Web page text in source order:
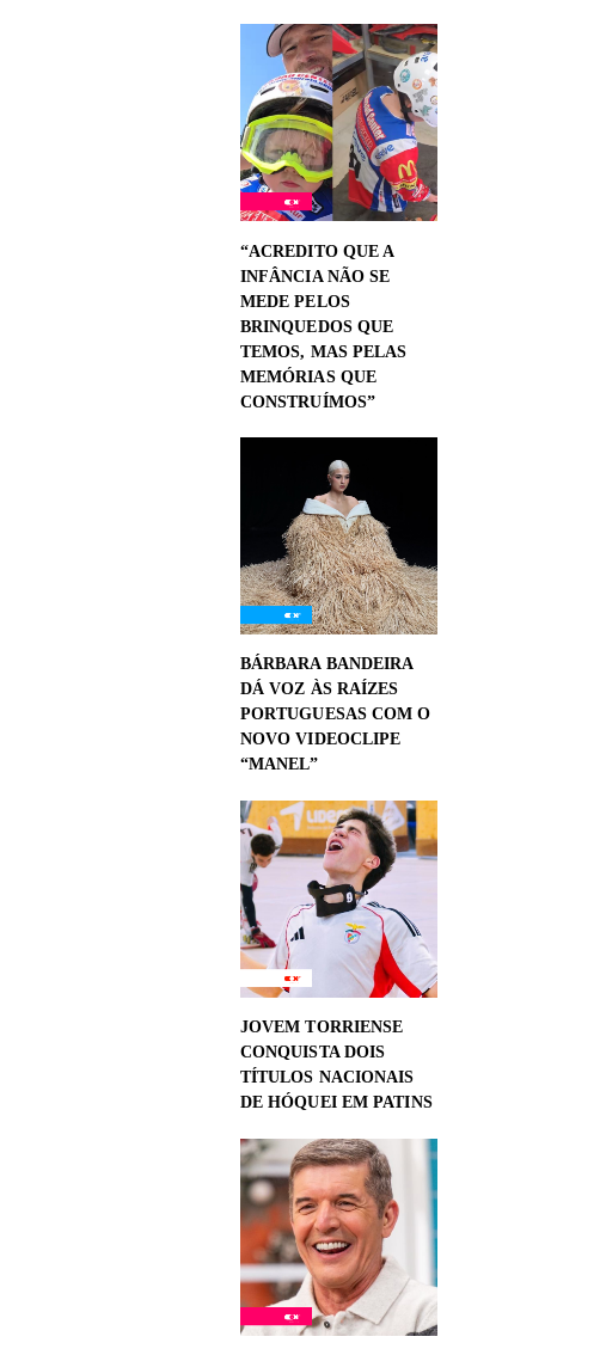
“ACREDITO QUE A
INFÂNCIA NÃO SE
MEDE PELOS
BRINQUEDOS QUE
TEMOS, MAS PELAS
MEMÓRIAS QUE
CONSTRUÍMOS”
BÁRBARA BANDEIRA
DÁ VOZ ÀS RAÍZES
PORTUGUESAS COM O
NOVO VIDEOCLIPE
“MANEL”
JOVEM TORRIENSE
CONQUISTA DOIS
TÍTULOS NACIONAIS
DE HÓQUEI EM PATINS